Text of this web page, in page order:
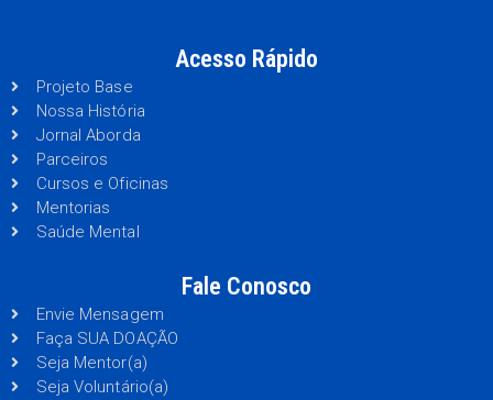
Acesso Rápido
Projeto Base
Nossa História
Jornal Aborda
Parceiros
Cursos e Oficinas
Mentorias
Saúde Mental
Fale Conosco
Envie Mensagem
Faça SUA DOAÇÃO
Seja Mentor(a)
Seja Voluntário(a)